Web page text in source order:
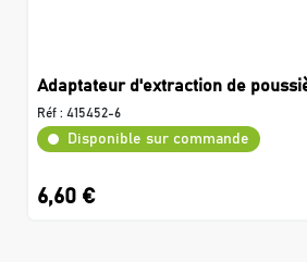
Adaptateur d'extraction de
Réf : 415452-6
Disponible sur commande
6,60 €